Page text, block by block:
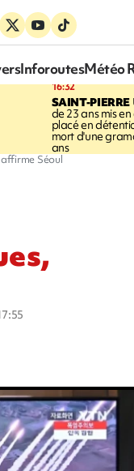
InforoutesMétéo
16:32
SAINT-PIERRE
de 23 ans mis
placé en
mort d'une
ans
Séoul